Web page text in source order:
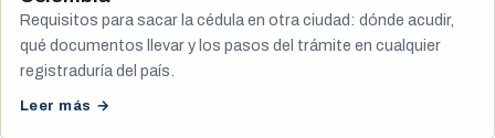
Requisitos para sacar la cédula en otra ciudad: dónde acudir,
qué documentos llevar y los pasos del trámite en cualquier
registraduría del país.
Leer más →